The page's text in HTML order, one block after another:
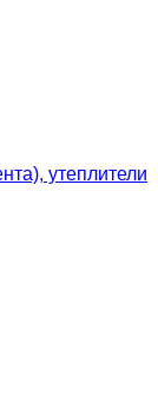
утеплители